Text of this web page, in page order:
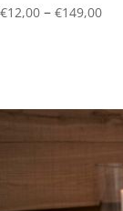
€12,00 – €149,00